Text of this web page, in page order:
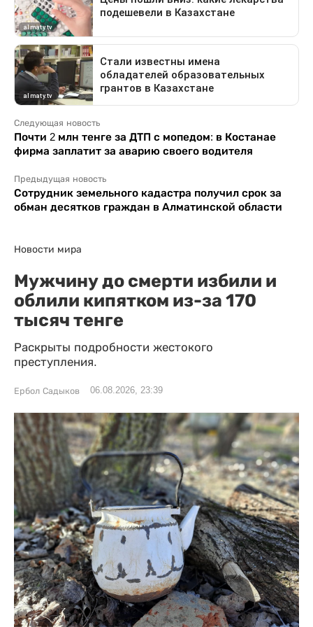
Следующая новость
Почти 2 млн тенге за ДТП с мопедом: в Костанае
фирма заплатит за аварию своего водителя
Предыдущая новость
Сотрудник земельного кадастра получил срок за
обман десятков граждан в Алматинской области
Новости мира
Мужчину до смерти избили и
облили кипятком из-за 170
тысяч тенге
Раскрыты подробности жестокого
преступления.
Ербол Садыков 06.08.2026, 23:39